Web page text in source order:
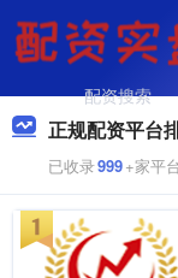
正规配资平台
已收录999+家平